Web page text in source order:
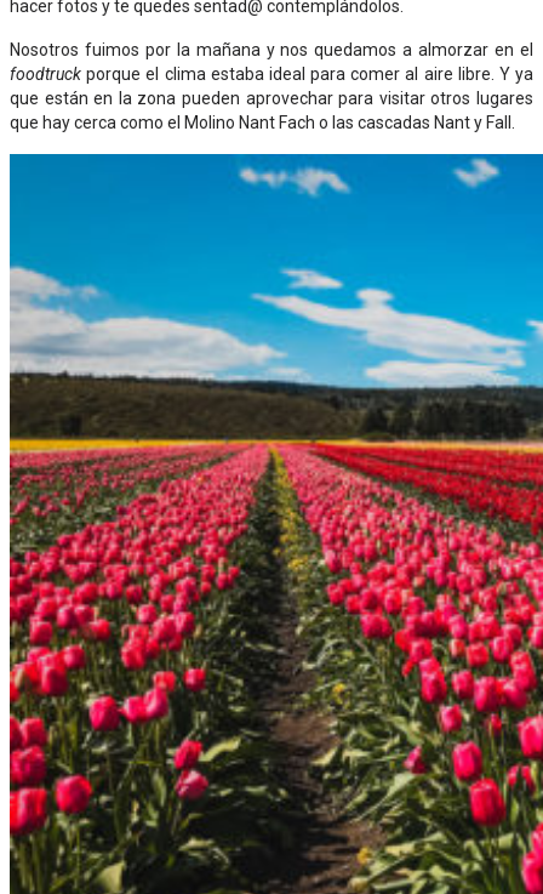
hacer fotos y te quedes sentad@ contemplándolos.
Nosotros fuimos por la mañana y nos quedamos a almorzar en el
foodtruck porque el clima estaba ideal para comer al aire libre. Y ya
que están en la zona pueden aprovechar para visitar otros lugares
que hay cerca como el Molino Nant Fach o las cascadas Nant y Fall.